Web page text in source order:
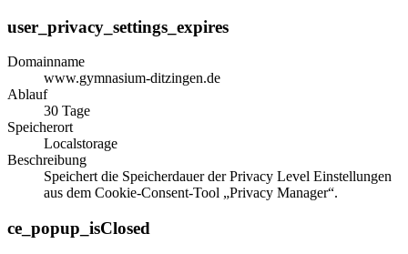
user_privacy_settings_expires
Domainname
www.gymnasium-ditzingen.de
Ablauf
30 Tage
Speicherort
Localstorage
Beschreibung
Speichert die Speicherdauer der Privacy Level Einstellungen
aus dem Cookie-Consent-Tool „Privacy Manager“.
ce_popup_isClosed